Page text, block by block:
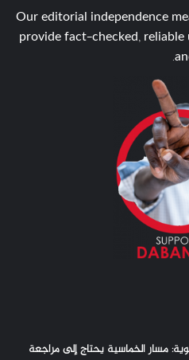
Our editorial independence
provide fact-checked,
مسار الخماسية يحتاج إلى مراجعة